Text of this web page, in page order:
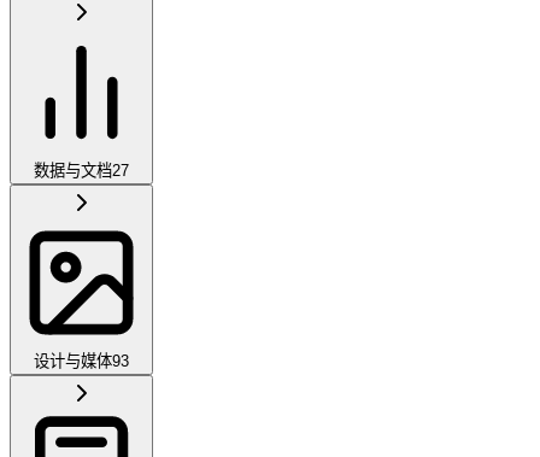
数据与文档27
设计与媒体93